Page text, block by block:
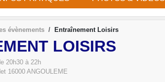
évènements Entraînement Loisirs
LOISIRS
20h30 à 22h
16000 ANGOULEME